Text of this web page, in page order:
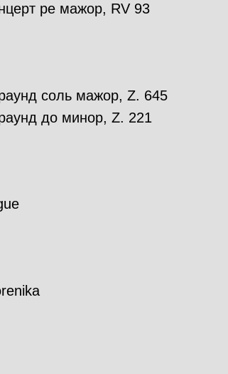
ре мажор, RV 93
соль мажор, Z. 645
до минор, Z. 221